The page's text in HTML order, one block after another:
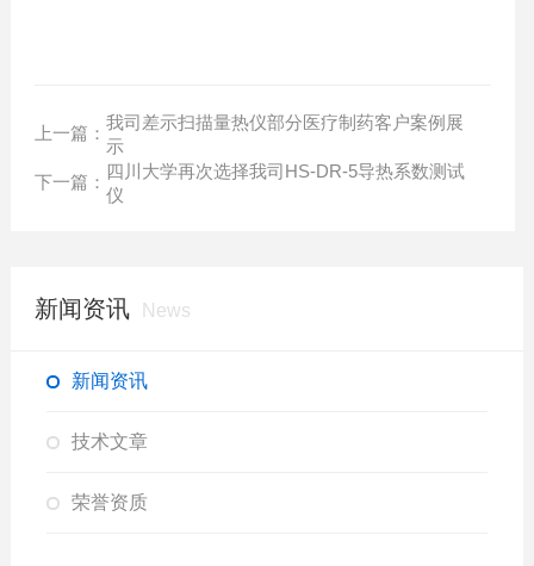
上一篇：
我司差示扫描量热仪部分医疗制药客户案例展
示
下一篇：
四川大学再次选择我司HS-DR-5导热系数测试
仪
新闻资讯 News
新闻资讯
技术文章
荣誉资质